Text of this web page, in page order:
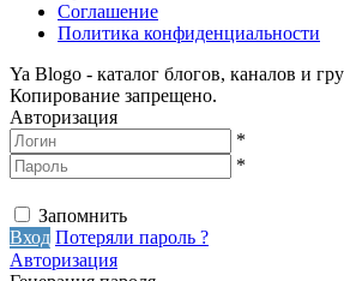
Соглашение
Политика конфиденциальности
Ya Blogo - каталог блогов, каналов и
Копирование запрещено.
Авторизация
*
*
Запомнить
Вход Потеряли пароль ?
Авторизация